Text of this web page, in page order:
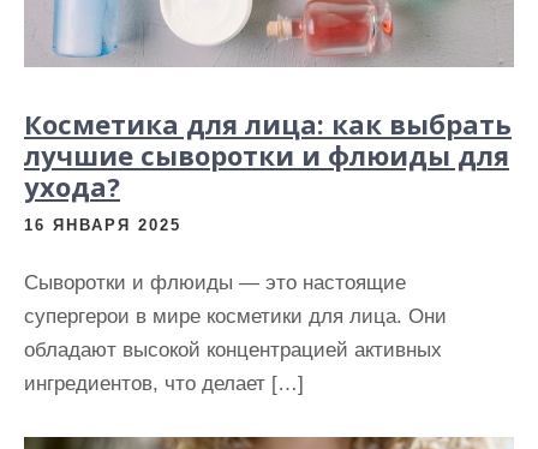
Косметика для лица: как выбрать
лучшие сыворотки и флюиды для
ухода?
16 ЯНВАРЯ 2025
Сыворотки и флюиды — это настоящие
супергерои в мире косметики для лица. Они
обладают высокой концентрацией активных
ингредиентов, что делает […]